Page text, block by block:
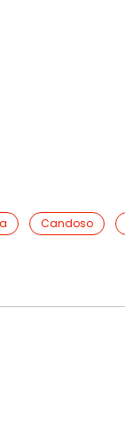
Candoso